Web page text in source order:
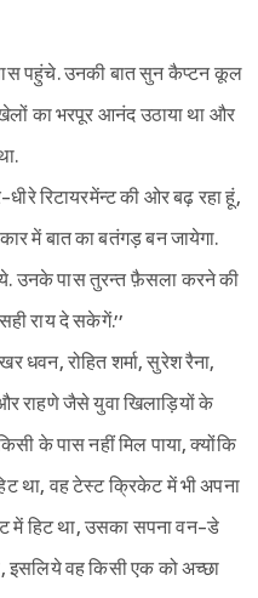
पहुंचे. उनकी बात सुन कैप्टन कूल
का भरपूर आनंद उठाया था और
रिटायरमेंन्ट की ओर बढ़ रहा हूं,
में बात का बतंगड़ बन जायेगा.
उनके पास तुरन्त फ़ैसला करने की
राय दे सकेगें.’’
धवन, रोहित शर्मा, सुरेश रैना,
राहणे जैसे युवा खिलाड़ियों के
के पास नहीं मिल पाया, क्योंकि
था, वह टेस्ट क्रिकेट में भी अपना
में हिट था, उसका सपना वन-डे
इसलिये वह किसी एक को अच्छा